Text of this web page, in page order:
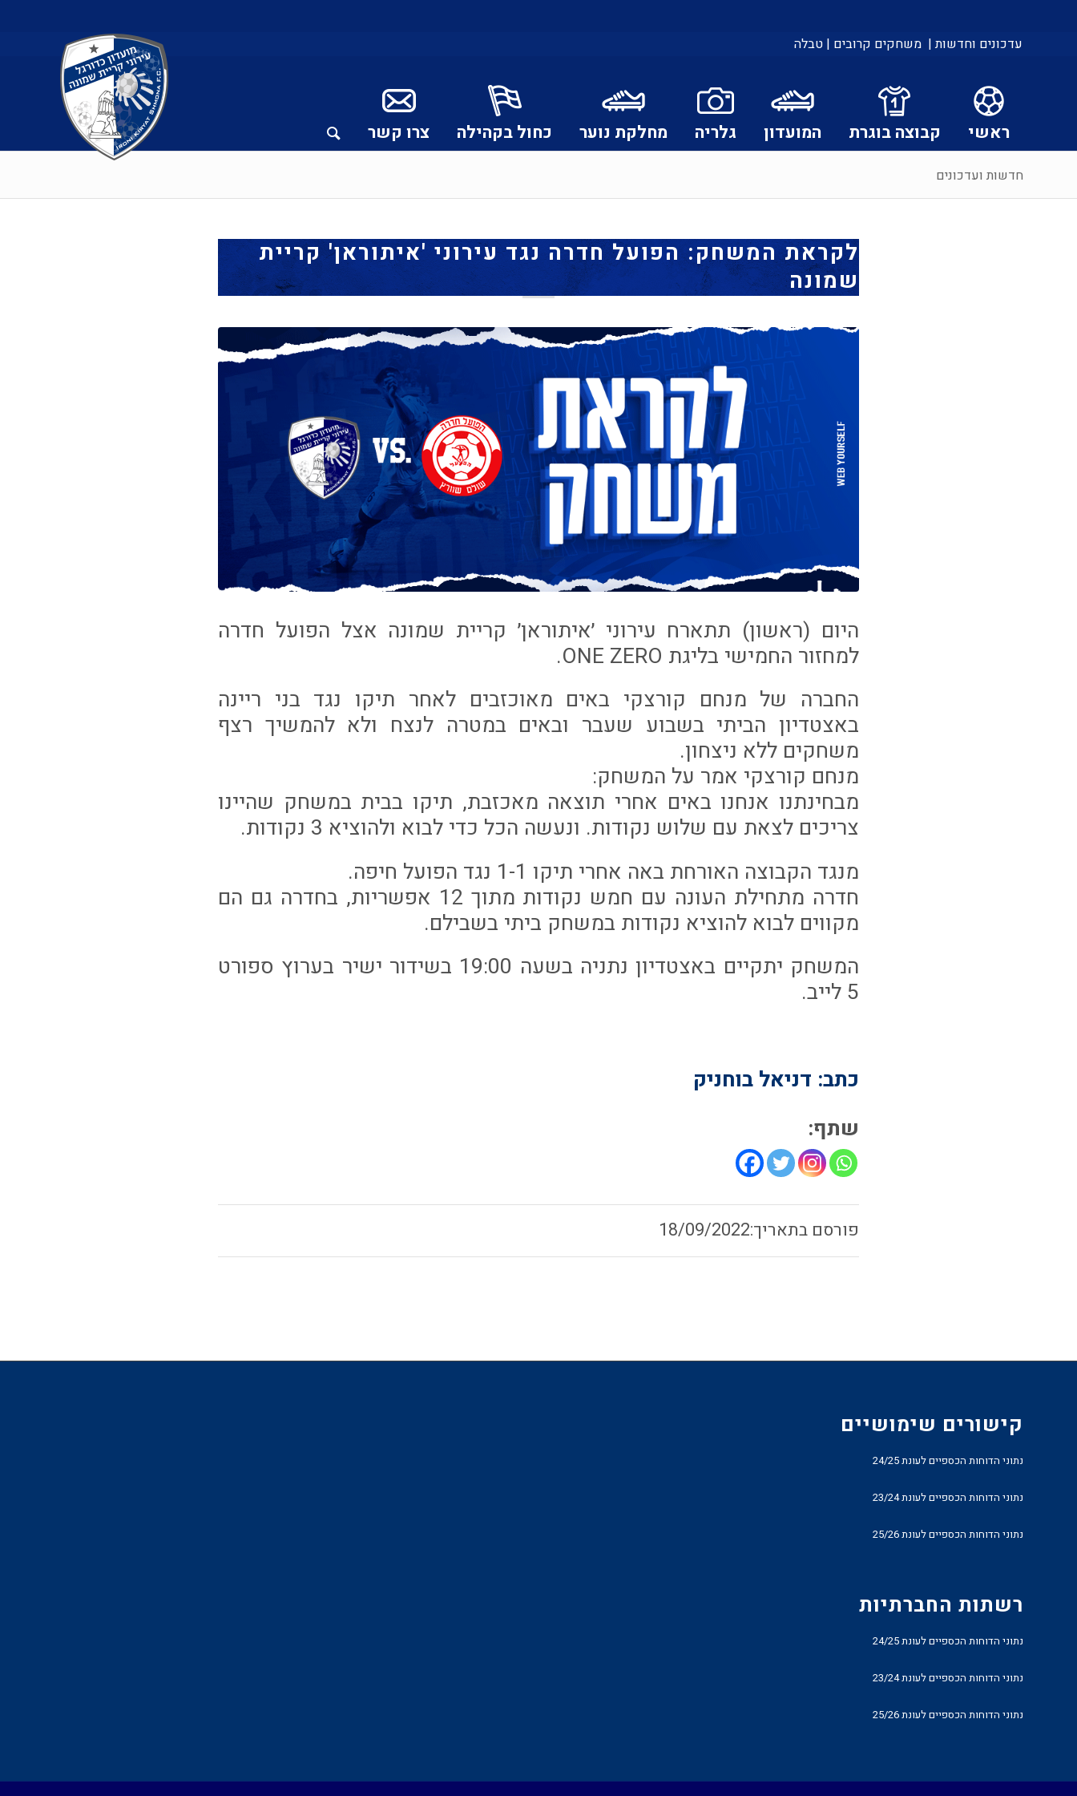
עדכונים וחדשות | משחקים קרובים | טבלה
ראשי קבוצה בוגרת המועדון גלריה מחלקת נוער כחול בקהילה צרו קשר
חדשות ועדכונים
לקראת המשחק: הפועל חדרה נגד עירוני 'איתוראן' קריית
שמונה
היום (ראשון) תתארח עירוני ׳איתוראן׳ קריית שמונה אצל הפועל חדרה
למחזור החמישי בליגת ONE ZERO.
החברה של מנחם קורצקי באים מאוכזבים לאחר תיקו נגד בני ריינה
באצטדיון הביתי בשבוע שעבר ובאים במטרה לנצח ולא להמשיך רצף
משחקים ללא ניצחון.
מנחם קורצקי אמר על המשחק:
מבחינתנו אנחנו באים אחרי תוצאה מאכזבת, תיקו בבית במשחק שהיינו
צריכים לצאת עם שלוש נקודות. ונעשה הכל כדי לבוא ולהוציא 3 נקודות.
מנגד הקבוצה האורחת באה אחרי תיקו 1-1 נגד הפועל חיפה.
חדרה מתחילת העונה עם חמש נקודות מתוך 12 אפשריות, בחדרה גם הם
מקווים לבוא להוציא נקודות במשחק ביתי בשבילם.
המשחק יתקיים באצטדיון נתניה בשעה 19:00 בשידור ישיר בערוץ ספורט
5 לייב.
כתב: דניאל בוחניק
שתף:
18/09/2022
קישורים שימושיים
נתוני הדוחות הכספיים לעונת 24/25
נתוני הדוחות הכספיים לעונת 23/24
נתוני הדוחות הכספיים לעונת 25/26
רשתות החברתיות
נתוני הדוחות הכספיים לעונת 24/25
נתוני הדוחות הכספיים לעונת 23/24
נתוני הדוחות הכספיים לעונת 25/26